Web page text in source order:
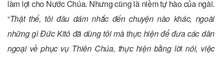
làm lợi cho Nước Chúa. Nhưng cũng là niềm tự hào của ngài.
“Thật thế, tôi đâu dám nhắc đến chuyện nào khác, ngoài
những gì Đức Kitô đã dùng tôi mà thực hiện để đưa các dân
ngoại về phục vụ Thiên Chúa, thực hiện bằng lời nói, việc